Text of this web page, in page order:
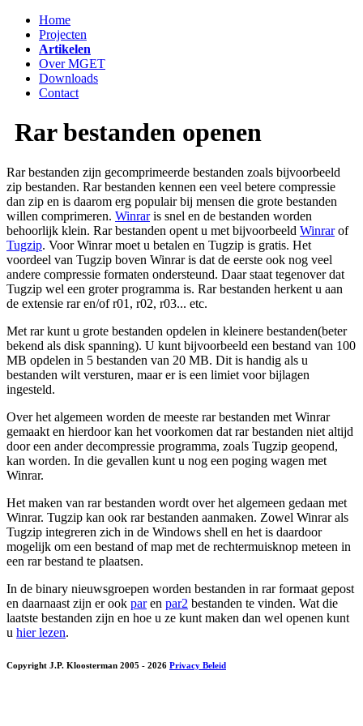
Home
Projecten
Artikelen
Over MGET
Downloads
Contact
Rar bestanden openen
Rar bestanden zijn gecomprimeerde bestanden zoals bijvoorbeeld
zip bestanden. Rar bestanden kennen een veel betere compressie
dan zip en is daarom erg populair bij mensen die grote bestanden
willen comprimeren. Winraris snel en de bestanden worden
behoorlijk klein. Rar bestanden opent u met bijvoorbeeld Winrarof
Tugzip. Voor Winrar moet u betalen en Tugzip is gratis. Het
voordeel van Tugzip boven Winrar is dat de eerste ook nog veel
andere compressie formaten ondersteund. Daar staat tegenover dat
Tugzip wel een groter programma is. Rar bestanden herkent u aan
de extensie rar en/of r01, r02, r03... etc.
Met rar kunt u grote bestanden opdelen in kleinere bestanden(beter
bekend als disk spanning). U kunt bijvoorbeeld een bestand van 100
MB opdelen in 5 bestanden van 20 MB. Dit is handig als u
bestanden wilt versturen, maar er is een limiet voor bijlagen
ingesteld.
Over het algemeen worden de meeste rar bestanden met Winrar
gemaakt en hierdoor kan het voorkomen dat rar bestanden niet altijd
door een ander decompressie programma, zoals Tugzip geopend,
kan worden. In die gevallen kunt u nog een poging wagen met
Winrar.
Het maken van rar bestanden wordt over het algemeen gedaan met
Winrar. Tugzip kan ook rar bestanden aanmaken. Zowel Winrar als
Tugzip integreren zich in de Windows shell en het is daardoor
mogelijk om een bestand of map met de rechtermuisknop meteen in
een rar bestand te plaatsen.
In de binary nieuwsgroepen worden bestanden in rar formaat gepost
en daarnaast zijn er ook paren par2 bestanden te vinden. Wat die
laatste bestanden zijn en hoe u ze kunt maken dan wel openen kunt
u hier lezen.
Copyright J.P. Kloosterman 2005 - 2026 Privacy Beleid